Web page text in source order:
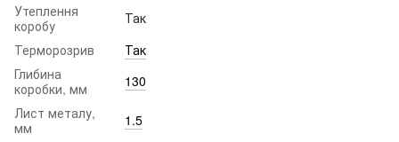
Утеплення
коробу
Так
Терморозрив
Так
Глибина
коробки, мм
130
Лист металу,
мм
1.5